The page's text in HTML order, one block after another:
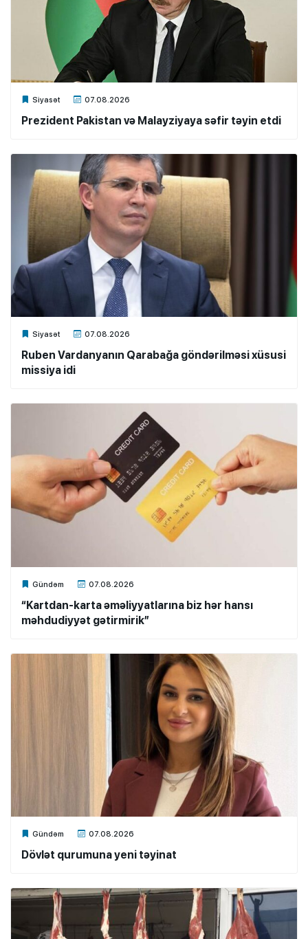
Siyasət 07.08.2026
Xalq.Online
Prezident Pakistan və Malayziyaya səfir təyin etdi
Siyasət 07.08.2026
Xalq.Online
Ruben Vardanyanın Qarabağa göndərilməsi xüsusi
missiya idi
Gündəm 07.08.2026
Xalq.Online
“Kartdan-karta əməliyyatlarına biz hər hansı
məhdudiyyət gətirmirik”
Gündəm 07.08.2026
Xalq.Online
Dövlət qurumuna yeni təyinat